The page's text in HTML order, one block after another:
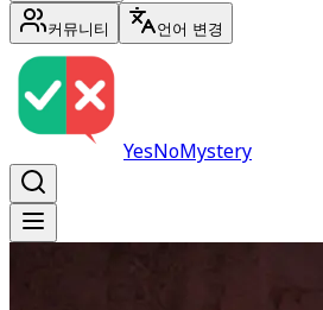
커뮤니티 언어 변경
YesNoMystery